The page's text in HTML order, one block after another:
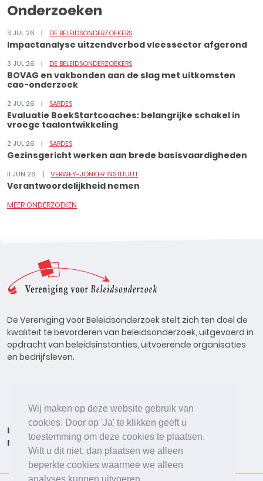
Wij maken op deze website gebruik van
cookies. Door op 'Ja' te klikken geeft u
toestemming om deze cookies te plaatsen.
Wilt u dit niet, dan plaatsen we alleen
beperkte cookies waarmee we alleen
Onderzoeken
3 JUL 26 DE BELEIDSONDERZOEKERS
Impactanalyse uitzendverbod vleessector afgerond
3 JUL 26 DE BELEIDSONDERZOEKERS
BOVAG en vakbonden aan de slag met uitkomsten
cao-onderzoek
2 JUL 26 SARDES
Evaluatie BoekStartcoaches: belangrijke schakel in
vroege taalontwikkeling
2 JUL 26 SARDES
Gezinsgericht werken aan brede basisvaardigheden
11 JUN 26 VERWEY-JONKER INSTITUUT
Verantwoordelijkheid nemen
MEER ONDERZOEKEN
De Vereniging voor Beleidsonderzoek stelt zich ten doel de
kwaliteit te bevorderen van beleidsonderzoek, uitgevoerd in
opdracht van beleidsinstanties, uitvoerende organisaties
en bedrijfsleven.
Lid worden Onderzoeken Agenda
Vacatures
Meldpunt Beleidsonderzoek Online